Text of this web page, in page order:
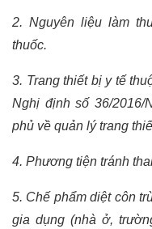
2. Nguyên liệu làm
thuốc.
3. Trang thiết bị y tế
Nghị định số 36/2016/
phủ về quản lý trang
4. Phương tiện tránh
5. Chế phẩm diệt côn
gia dụng (nhà ở,